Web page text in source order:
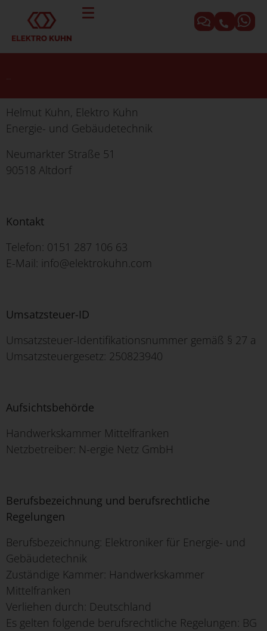
Helmut Kuhn, Elektro Kuhn
Energie- und Gebäudetechnik
Neumarkter Straße 51
90518 Altdorf
Kontakt
Telefon: 0151 287 106 63
E-Mail: info@elektrokuhn.com
Umsatzsteuer-ID
Umsatzsteuer-Identifikationsnummer gemäß § 27 a
Umsatzsteuergesetz: 250823940
Aufsichtsbehörde
Handwerkskammer Mittelfranken
Netzbetreiber: N-ergie Netz GmbH
Berufsbezeichnung und berufsrechtliche
Regelungen
Berufsbezeichnung: Elektroniker für Energie- und
Gebäudetechnik
Zuständige Kammer: Handwerkskammer
Mittelfranken
Verliehen durch: Deutschland
Es gelten folgende berufsrechtliche Regelungen: BG